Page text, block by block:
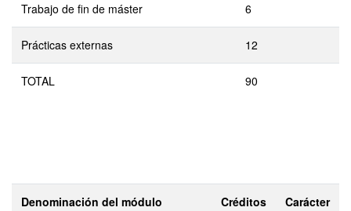
Trabajo de fin de máster 6
Prácticas externas 12
TOTAL 90
Denominación del módulo Créditos Carácter